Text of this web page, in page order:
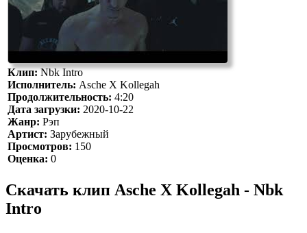
Клип:Nbk Intro
Исполнитель: Asche X Kollegah
Продолжительность: 4:20
Дата загрузки: 2020-10-22
Жанр: Рэп
Артист: Зарубежный
Просмотров: 150
Оценка: 0
Скачать клип Asche X Kollegah - Nbk
Intro